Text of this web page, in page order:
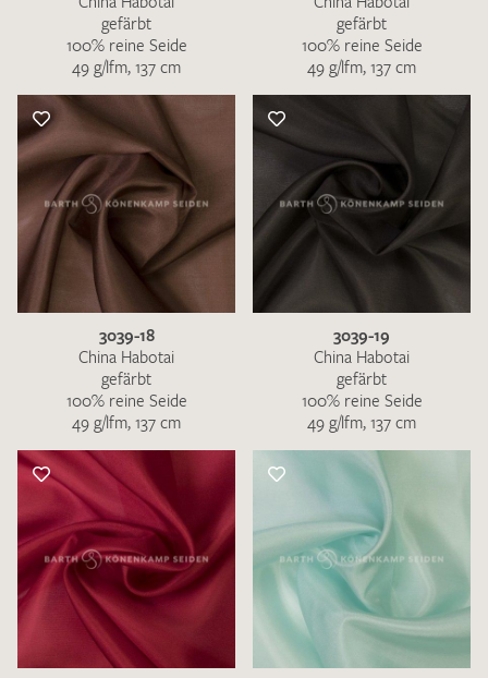
gefärbt
100% reine Seide
49 g/lfm, 137 cm
gefärbt
100% reine Seide
49 g/lfm, 137 cm
3039-18
China Habotai
gefärbt
100% reine Seide
49 g/lfm, 137 cm
3039-19
China Habotai
gefärbt
100% reine Seide
49 g/lfm, 137 cm